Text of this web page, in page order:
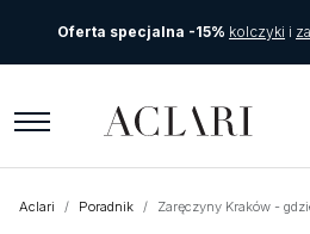
Oferta specjalna -15% kolczyki i
Aclari Poradnik Zaręczyny Kraków -